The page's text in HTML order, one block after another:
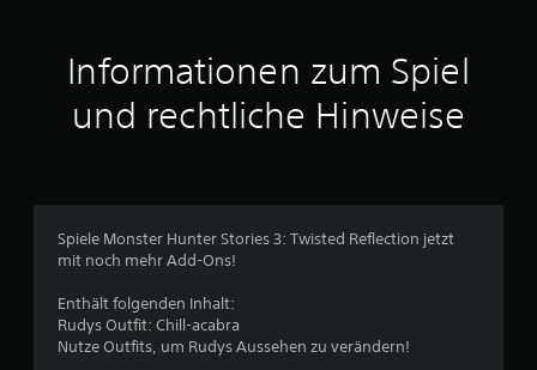
t
t
i
c
Informationen zum Spiel
und rechtliche Hinweise
Spiele Monster Hunter Stories 3: Twisted Reflection jetzt
mit noch mehr Add-Ons!
Enthält folgenden Inhalt:
Rudys Outfit: Chill-acabra
Nutze Outfits, um Rudys Aussehen zu verändern!